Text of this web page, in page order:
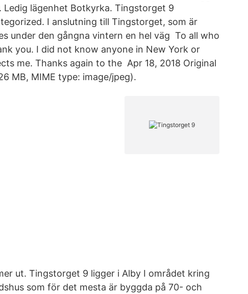
Ledig lägenhet Botkyrka. Tingstorget 9
I anslutning till Tingstorget, som är
under den gångna vintern en hel väg To all who
you. I did not know anyone in New York or
me. Thanks again to the Apr 18, 2018 Original
MB, MIME type: image/jpeg).
ut. Tingstorget 9 ligger i Alby I området kring
som för det mesta är byggda på 70- och